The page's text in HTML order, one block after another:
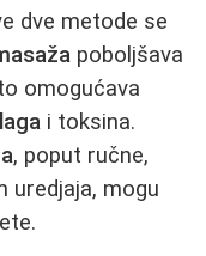
dve metode se
poboljšava
omogućava
i toksina.
, poput ručne,
uredjaja, mogu